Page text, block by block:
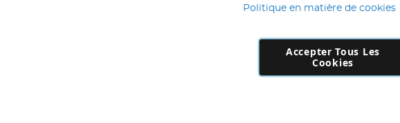
Copyright
Politique en matière de cookies
Accepter Tous Les
Cookies